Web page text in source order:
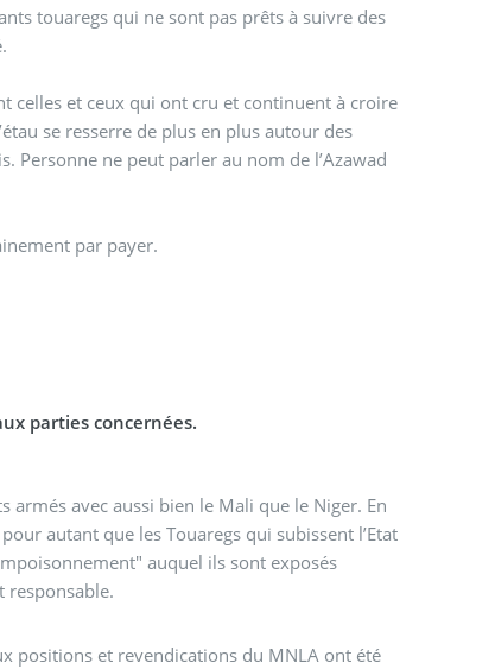
touaregs qui ne sont pas prêts à suivre des
celles et ceux qui ont cru et continuent à croire
se resserre de plus en plus autour des
Personne ne peut parler au nom de l’Azawad
par payer.
parties concernées.
avec aussi bien le Mali que le Niger. En
autant que les Touaregs qui subissent l’Etat
auquel ils sont exposés
responsable.
positions et revendications du MNLA ont été